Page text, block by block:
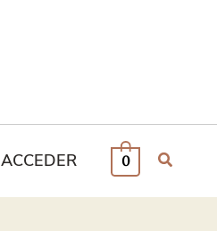
ACCEDER 0